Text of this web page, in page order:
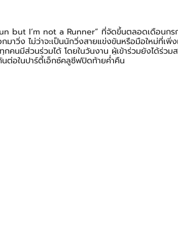
but I’m not a Runner” ที่จัดขึ้นตลอดเดือนกร
าวิ่ง ไม่ว่าจะเป็นนักวิ่งสายแข่งขันหรือมือใหม่ที่เพิ่ง
คนมีส่วนร่วมได้ โดยในวันงาน ผู้เข้าร่วมยังได้ร่ว
ต่อในปาร์ตี้เอ็กซ์คลูซีฟปิดท้ายค่ำคืน